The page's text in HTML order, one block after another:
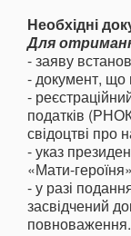
Необхідні
Для
- заяву
- документ, що
-
податків
свідоцтві про
- указ
«Мати-
- у разі
засвідчений
повноваження.